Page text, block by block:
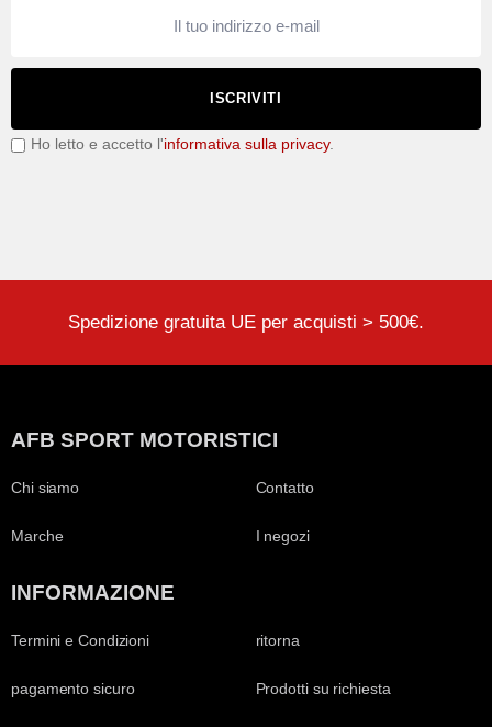
ISCRIVITI
Ho letto e accetto l'informativa sulla privacy.
Spedizione gratuita UE per acquisti > 500€.
AFB SPORT MOTORISTICI
Chi siamo
Marche
Contatto
I negozi
INFORMAZIONE
Termini e Condizioni
pagamento sicuro
ritorna
Prodotti su richiesta